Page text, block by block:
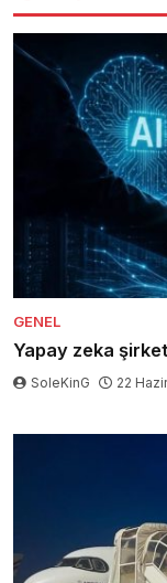
GENEL
Yapay zeka
SoleKinG 22